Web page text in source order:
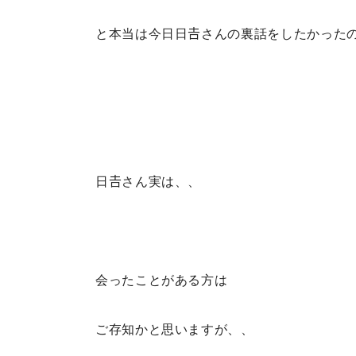
と本当は今日日𠮷さんの裏話をしたかった
日𠮷さん実は、、
会ったことがある方は
ご存知かと思いますが、、